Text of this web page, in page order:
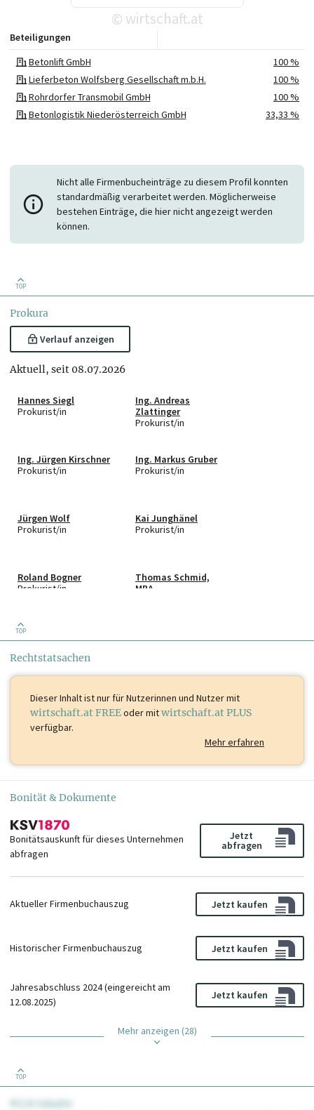
© wirtschaft.at
Betonlift GmbH
100 %
Lieferbeton Wolfsberg Gesellschaft m.b.H.
100 %
Rohrdorfer Transmobil GmbH
100 %
Betonlogistik Niederösterreich GmbH
33,33 %
Draubeton GesmbH
24,99 %
BNW Osttiroler Transportbetongesellschaft m.b.H. & Co. KG.EUR 8.000
Beteiligungen
Nicht alle Firmenbucheinträge zu diesem Profil konnten
standardmäßig verarbeitet werden. Möglicherweise
bestehen Einträge, die hier nicht angezeigt werden
können.
TOP
Prokura
Verlauf anzeigen
Aktuell, seit 08.07.2026
Hannes Siegl
Prokurist/in
Ing. Andreas
Zlattinger
Prokurist/in
Ing. Jürgen Kirschner
Prokurist/in
Ing. Markus Gruber
Prokurist/in
Jürgen Wolf
Prokurist/in
Kai Junghänel
Prokurist/in
Roland Bogner
Prokurist/in
Thomas Schmid,
MBA
TOP
Rechtstatsachen
Dieser Inhalt istnur für Nutzerinnen und Nutzer mit
wirtschaft.at FREEoder mitwirtschaft.at PLUS
verfügbar.
Mehr erfahren
Bonität & Dokumente
Bonitätsauskunft für dieses Unternehmen
abfragen
Jetzt
abfragen
Aktueller Firmenbuchauszug Jetzt kaufen
Historischer Firmenbuchauszug Jetzt kaufen
Jahresabschluss 2024 (eingereicht am
12.08.2025)
Jetzt kaufen
Mehr anzeigen (28)
TOP
PLUS Inhalte